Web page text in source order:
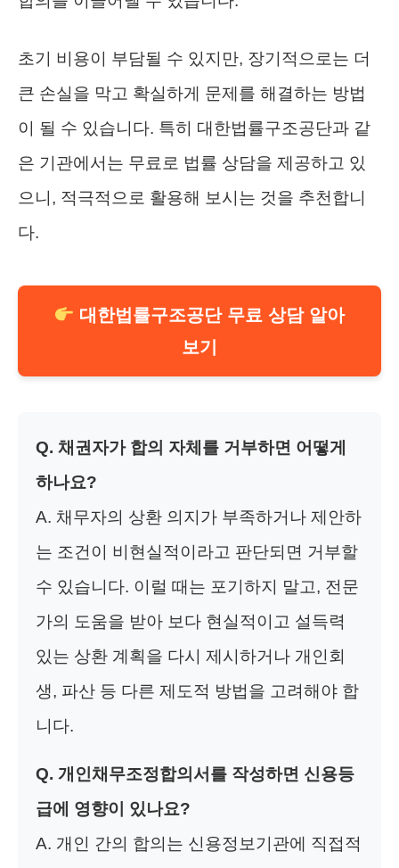
초기 비용이 부담될 수 있지만, 장기적으로는 더
큰 손실을 막고 확실하게 문제를 해결하는 방법
이 될 수 있습니다. 특히 대한법률구조공단과 같
은 기관에서는 무료로 법률 상담을 제공하고 있
으니, 적극적으로 활용해 보시는 것을 추천합니
다.
대한법률구조공단 무료 상담 알아
보기
Q. 채권자가 합의 자체를 거부하면 어떻게
하나요?
A. 채무자의 상환 의지가 부족하거나 제안하
는 조건이 비현실적이라고 판단되면 거부할
수 있습니다. 이럴 때는 포기하지 말고, 전문
가의 도움을 받아 보다 현실적이고 설득력
있는 상환 계획을 다시 제시하거나 개인회
생, 파산 등 다른 제도적 방법을 고려해야 합
니다.
Q. 개인채무조정합의서를 작성하면 신용등
급에 영향이 있나요?
A. 개인 간의 합의는 신용정보기관에 직접적